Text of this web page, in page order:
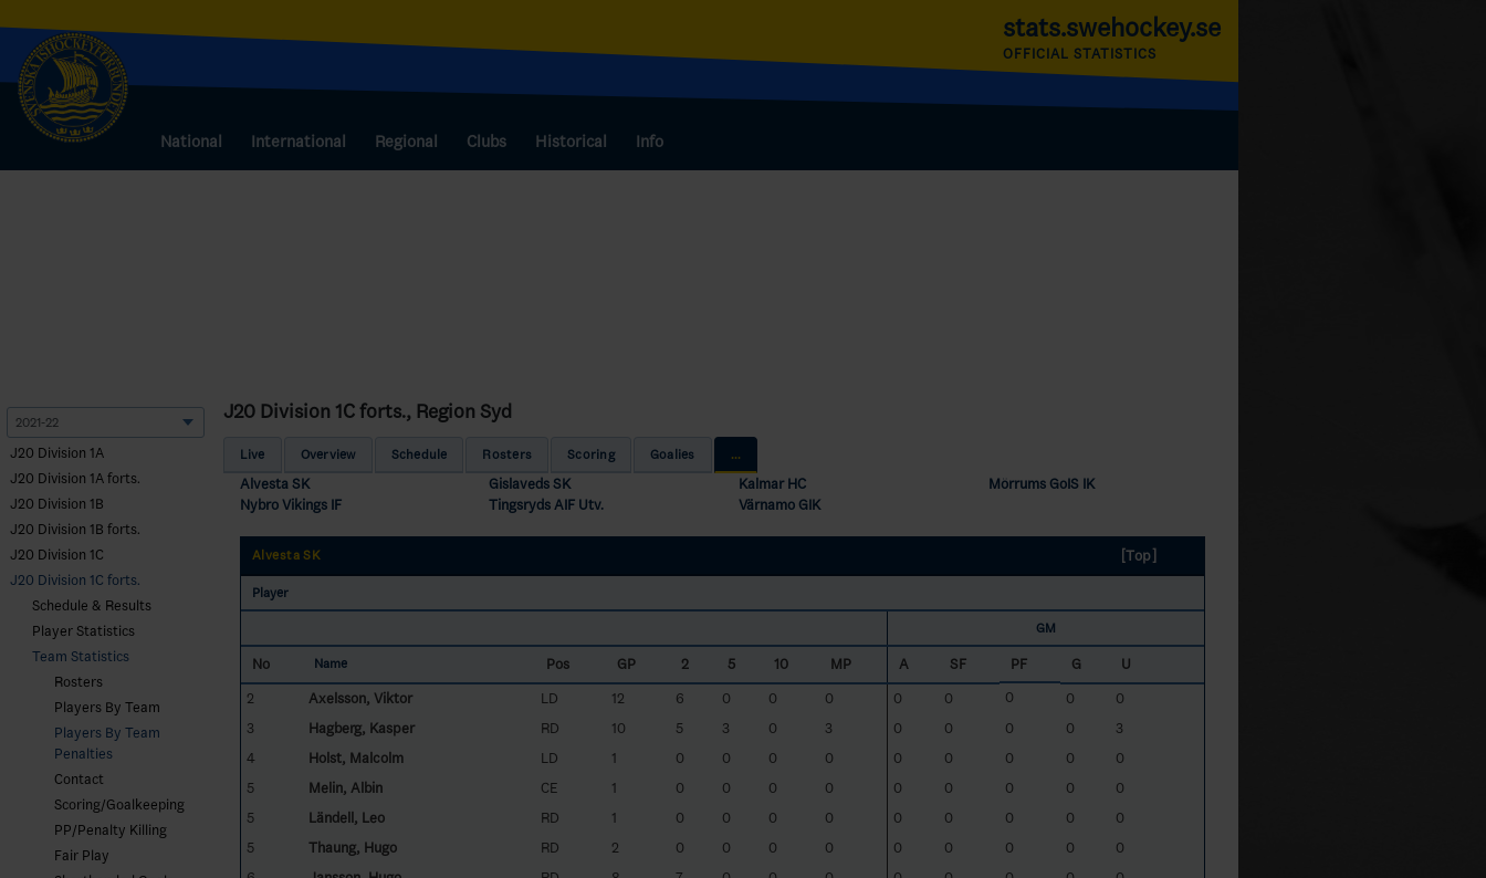
National International Regional Clubs Historical Info
stats.swehockey.se
OFFICIAL STATISTICS
J20 Division 1A
J20 Division 1A forts.
J20 Division 1B
J20 Division 1B forts.
J20 Division 1C
J20 Division 1C forts.
Schedule & Results
Player Statistics
Team Statistics
Rosters
Players By Team
Players By Team
Penalties
Contact
Scoring/Goalkeeping
PP/Penalty Killing
Fair Play
J20 Division 1C forts., Region Syd
Live Overview Schedule Rosters Scoring Goalies ...
Alvesta SK Gislaveds SK Kalmar HC
Mörrums GoIS IK
Nybro Vikings IF
Tingsryds AIF Utv. Värnamo GIK
Alvesta SK [Top]
Player
GM
No Name Pos GP 2 5 10 MP A SF PF G
U
2
Axelsson, Viktor LD 12 6 0 0 0 0 0 0 0
0
3
Hagberg, Kasper RD 10 5 3 0 3 0 0 0 0
3
4
Holst, Malcolm LD 1 0 0 0 0 0 0 0 0
0
5
Melin, Albin CE 1 0 0 0 0 0 0 0 0
0
5
Ländell, Leo RD 1 0 0 0 0 0 0 0 0
0
5
Thaung, Hugo RD 2 0 0 0 0 0 0 0 0
0